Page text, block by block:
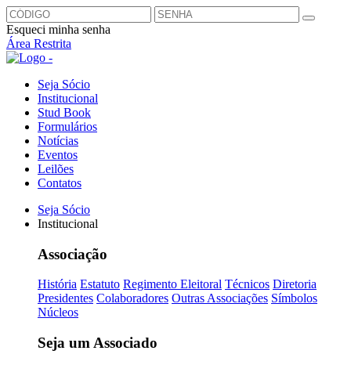
Esqueci minha senha
Área Restrita
Seja Sócio
Institucional
Stud Book
Formulários
Notícias
Eventos
Leilões
Contatos
Seja Sócio
Institucional
Associação
História Estatuto Regimento Eleitoral Técnicos Diretoria
Presidentes Colaboradores Outras Associações Símbolos
Núcleos
Seja um Associado